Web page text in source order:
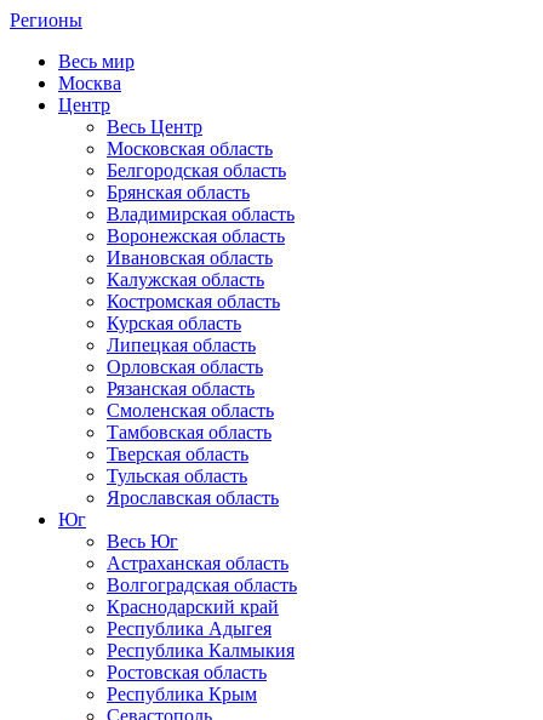
Регионы
Весь мир
Москва
Центр
Весь Центр
Московская область
Белгородская область
Брянская область
Владимирская область
Воронежская область
Ивановская область
Калужская область
Костромская область
Курская область
Липецкая область
Орловская область
Рязанская область
Смоленская область
Тамбовская область
Тверская область
Тульская область
Ярославская область
Юг
Весь Юг
Астраханская область
Волгоградская область
Краснодарский край
Республика Адыгея
Республика Калмыкия
Ростовская область
Республика Крым
Севастополь